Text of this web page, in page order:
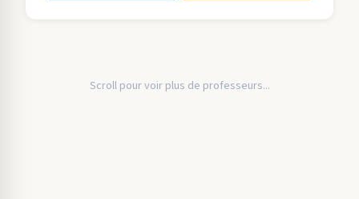
Scroll pour voir plus de professeurs...